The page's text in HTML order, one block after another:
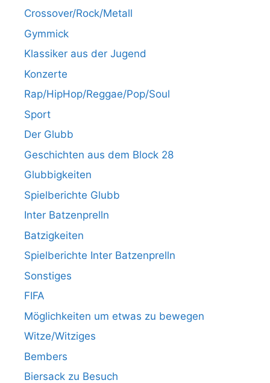
Crossover/Rock/Metall
Gymmick
Klassiker aus der Jugend
Konzerte
Rap/HipHop/Reggae/Pop/Soul
Sport
Der Glubb
Geschichten aus dem Block 28
Glubbigkeiten
Spielberichte Glubb
Inter Batzenprelln
Batzigkeiten
Spielberichte Inter Batzenprelln
Sonstiges
FIFA
Möglichkeiten um etwas zu bewegen
Witze/Witziges
Bembers
Biersack zu Besuch